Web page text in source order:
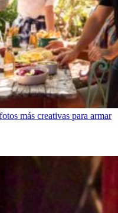
más creativas para armar